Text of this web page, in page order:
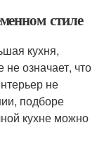
стиле
кухня,
означает, что
не
подборе
кухне можно